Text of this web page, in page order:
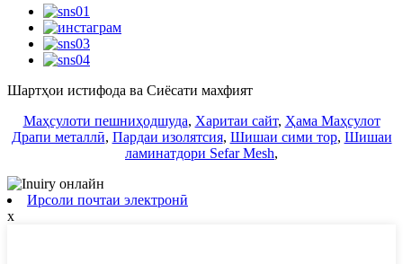
Шартҳои истифода ва Сиёсати махфият
Маҳсулоти пешниҳодшуда, Харитаи сайт, Ҳама Маҳсулот
Драпи металлӣ, Пардаи изолятсия, Шишаи сими тор, Шишаи
ламинатдори Sefar Mesh,
Ирсоли почтаи электронӣ
x